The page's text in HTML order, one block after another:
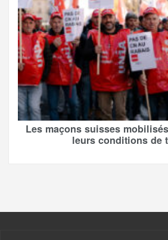
Les maçons suisses
leurs conditions de